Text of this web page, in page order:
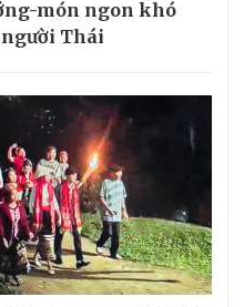
món ngon khó
Thái